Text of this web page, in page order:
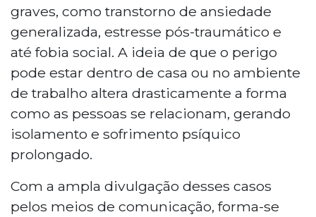
graves, como transtorno de ansiedade
generalizada, estresse pós-traumático e
até fobia social. A ideia de que o perigo
pode estar dentro de casa ou no ambiente
de trabalho altera drasticamente a forma
como as pessoas se relacionam, gerando
isolamento e sofrimento psíquico
prolongado.
Com a ampla divulgação desses casos
pelos meios de comunicação, forma-se